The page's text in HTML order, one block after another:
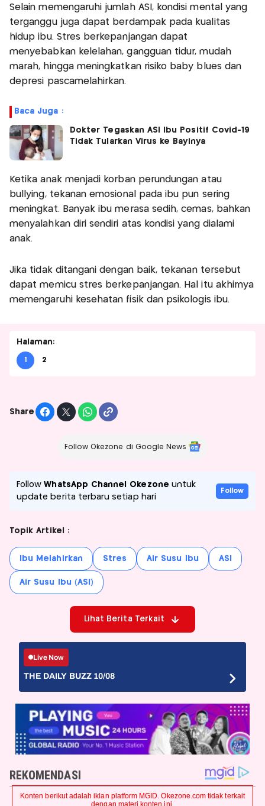
Selain memengaruhi jumlah ASI, kondisi mental yang
terganggu juga dapat berdampak pada kualitas
hidup ibu. Stres berkepanjangan dapat
menyebabkan kelelahan, gangguan tidur, mudah
marah, hingga meningkatkan risiko baby blues dan
depresi pascamelahirkan.
Baca Juga :
Dokter Tegaskan ASI Ibu Positif Covid-19
Tidak Tularkan Virus ke Bayinya
Ketika anak menjadi korban perundungan atau
bullying, tekanan emosional pada ibu pun sering
meningkat. Banyak ibu merasa sedih, cemas, bahkan
menyalahkan diri sendiri atas kondisi yang dialami
anak.
Jika tidak ditangani dengan baik, tekanan tersebut
dapat memicu stres berkepanjangan. Hal itu akhirnya
memengaruhi kesehatan fisik dan psikologis ibu.
Halaman:
1 2
Share
Follow Okezone di Google News
FollowWhatsApp Channel Okezone untuk
update berita terbaru setiap hari
Follow
Topik Artikel :
Ibu Melahirkan Stres Air Susu Ibu ASI
Air Susu Ibu (ASI)
Lihat Berita Terkait
Live Now
THE DAILY BUZZ 10/08